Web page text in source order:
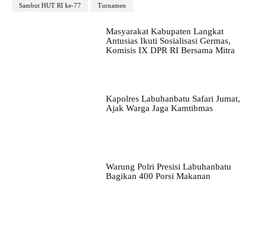
Sambut HUT RI ke-77 Turnamen
Masyarakat Kabupaten Langkat
Antusias Ikuti Sosialisasi Germas,
Komisis IX DPR RI Bersama Mitra
Kapolres Labuhanbatu Safari Jumat,
Ajak Warga Jaga Kamtibmas
Warung Polri Presisi Labuhanbatu
Bagikan 400 Porsi Makanan